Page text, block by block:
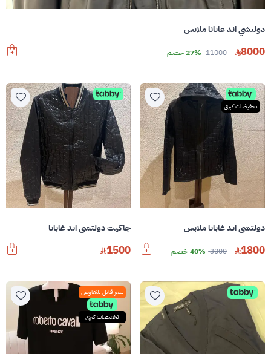
دولتشي اند غابانا ملابس
8000
11000 27% خصم
تخفيضات كبرى
دولتشي اند غابانا ملابس
1800
3000 40% خصم
جاكيت دولتشي اند غابانا
1500
سعر قابل للتفاوض
تخفيضات كبرى